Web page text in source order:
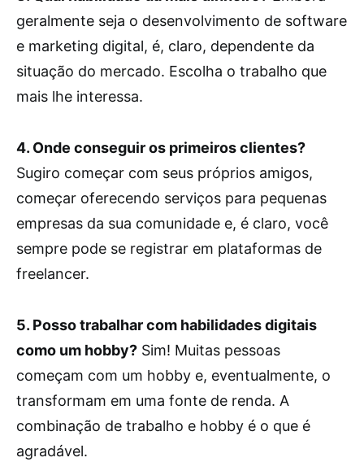
geralmente seja o desenvolvimento de software
e marketing digital, é, claro, dependente da
situação do mercado. Escolha o trabalho que
mais lhe interessa.
4. Onde conseguir os primeiros clientes?
Sugiro começar com seus próprios amigos,
começar oferecendo serviços para pequenas
empresas da sua comunidade e, é claro, você
sempre pode se registrar em plataformas de
freelancer.
5. Posso trabalhar com habilidades digitais
como um hobby? Sim! Muitas pessoas
começam com um hobby e, eventualmente, o
transformam em uma fonte de renda. A
combinação de trabalho e hobby é o que é
agradável.